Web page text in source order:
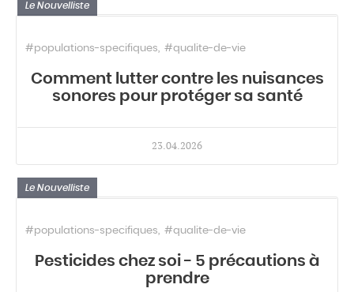
Le Nouvelliste
#populations-specifiques #qualite-de-vie
Comment lutter contre les nuisances
sonores pour protéger sa santé
23.04.2026
Le Nouvelliste
#populations-specifiques #qualite-de-vie
Pesticides chez soi - 5 précautions à
prendre